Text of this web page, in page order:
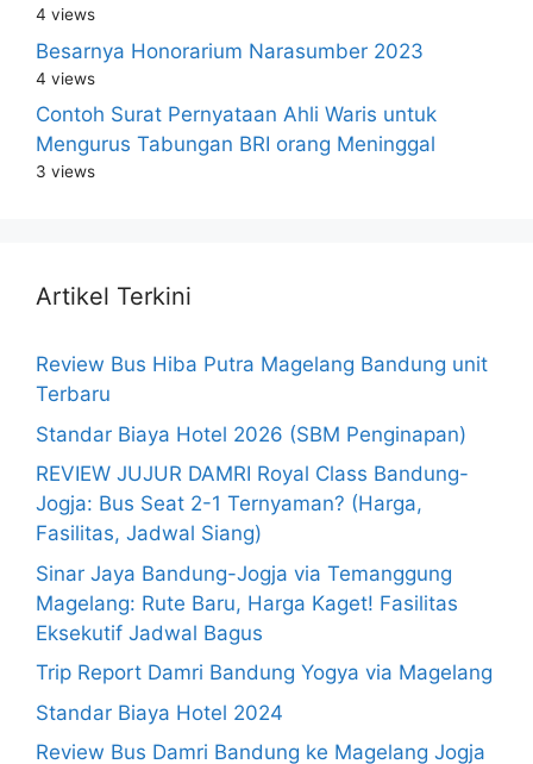
4 views
Besarnya Honorarium Narasumber 2023
4 views
Contoh Surat Pernyataan Ahli Waris untuk
Mengurus Tabungan BRI orang Meninggal
3 views
Artikel Terkini
Review Bus Hiba Putra Magelang Bandung unit
Terbaru
Standar Biaya Hotel 2026 (SBM Penginapan)
REVIEW JUJUR DAMRI Royal Class Bandung-
Jogja: Bus Seat 2-1 Ternyaman? (Harga,
Fasilitas, Jadwal Siang)
Sinar Jaya Bandung-Jogja via Temanggung
Magelang: Rute Baru, Harga Kaget! Fasilitas
Eksekutif Jadwal Bagus
Trip Report Damri Bandung Yogya via Magelang
Standar Biaya Hotel 2024
Review Bus Damri Bandung ke Magelang Jogja